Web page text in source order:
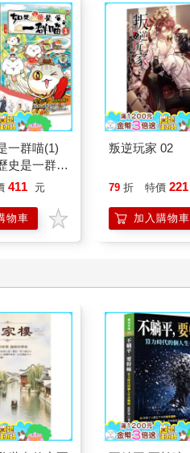
一群喵(1)
史是一群
新力作，附
411 元
物車
叛逆玩家 02
79 折 特價 221
加入購物車